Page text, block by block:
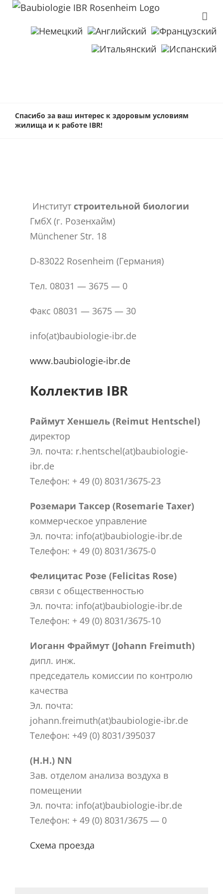
Спасибо за ваш интерес к здоровым условиям
жилища и к работе IBR!
Институт строительной биологии
ГмбХ (г. Розенхайм)
Münchener Str. 18
D-83022 Rosenheim (Германия)
Тел. 08031 — 3675 — 0
Факс 08031 — 3675 — 30
info(at)baubiologie-ibr.de
www.baubiologie-ibr.de
Коллектив IBR
Раймут Хеншель (Reimut Hentschel)
директор
Эл. почта: r.hentschel(at)baubiologie-
ibr.de
Телефон: + 49 (0) 8031/3675-23
Роземари Таксер (Rosemarie Taxer)
коммерческое управление
Эл. почта: info(at)baubiologie-ibr.de
Телефон: + 49 (0) 8031/3675-0
Фелицитас Розе (Felicitas Rose)
связи с общественностью
Эл. почта: info(at)baubiologie-ibr.de
Телефон: + 49 (0) 8031/3675-10
Иоганн Фраймут (Johann Freimuth)
дипл. инж.
председатель комиссии по контролю
качества
Эл. почта:
johann.freimuth(at)baubiologie-ibr.de
Телефон: +49 (0) 8031/395037
(Н.Н.) NN
Зав. отделом анализа воздуха в
помещении
Эл. почта: info(at)baubiologie-ibr.de
Телефон: + 49 (0) 8031/3675 — 0
Схема проезда